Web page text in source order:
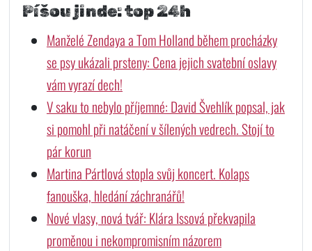
Píšou jinde: top 24h
Manželé Zendaya a Tom Holland během procházky
se psy ukázali prsteny: Cena jejich svatební oslavy
vám vyrazí dech!
V saku to nebylo příjemné: David Švehlík popsal, jak
si pomohl při natáčení v šílených vedrech. Stojí to
pár korun
Martina Pártlová stopla svůj koncert. Kolaps
fanouška, hledání záchranářů!
Nové vlasy, nová tvář: Klára Issová překvapila
proměnou i nekompromisním názorem